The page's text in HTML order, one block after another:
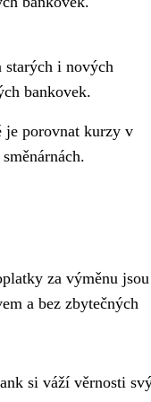
starých i nových
bankovek.
je porovnat kurzy v
za výměnu jsou
a bez zbytečných
si váží věrnosti